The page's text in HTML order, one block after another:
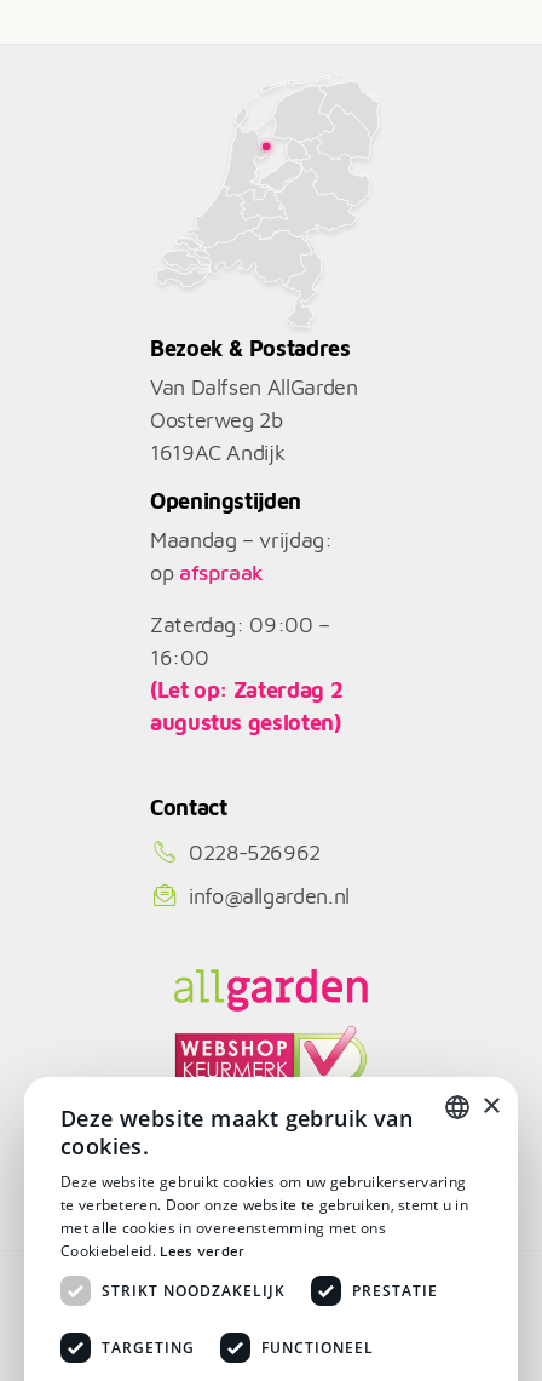
Bezoek & Postadres
Van Dalfsen AllGarden
Oosterweg 2b
1619AC Andijk
Openingstijden
Maandag – vrijdag:
op afspraak
Zaterdag: 09:00 –
16:00
(Let op: Zaterdag 2
augustus gesloten)
Contact
0228-526962
info@allgarden.nl
Algemene voorwaarden
Disclaimer
DUTCH
×
Deze website maakt gebruik van
cookies.
Deze website gebruikt cookies om uw gebruikerservaring
te verbeteren. Door onze website te gebruiken, stemt u in
met alle cookies in overeenstemming met ons
Cookiebeleid. Lees verder
STRIKT NOODZAKELIJK PRESTATIE
TARGETING FUNCTIONEEL